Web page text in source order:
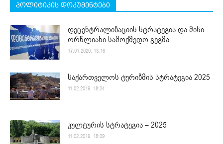
პოლიტიკის დოკუმენტები
დეცენტრალიზაციის სტრატეგია და მისი
ორწლიანი სამოქმედო გეგმა
17.01.2020. 13:16
საქართველოს ტურიზმის სტრატეგია 2025
11.02.2019. 18:24
კულტურის სტრატეგია – 2025
11.02.2019. 18:09